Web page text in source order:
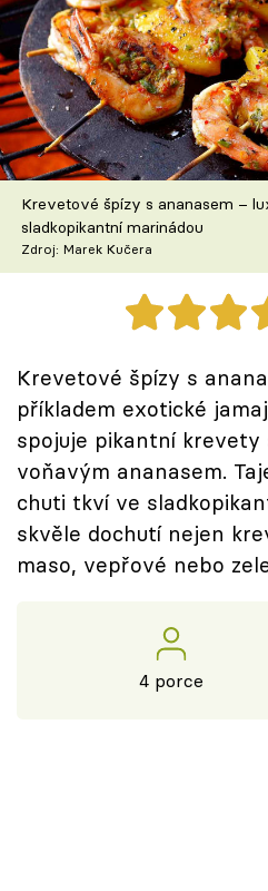
Články
TV Program
Škola vaření
Recepty z TV
Speciál: Cuketa
Těhotnej kuchař
Přihlášení
Sledujte nás
Krevetové špízy s ananasem –
sladkopikantní marinádou
Zdroj: Marek Kučera
Krevetové špízy s
příkladem exotické
spojuje pikantní
voňavým ananasem.
chuti tkví ve
skvěle dochutí nejen
maso, vepřové nebo
4 porce